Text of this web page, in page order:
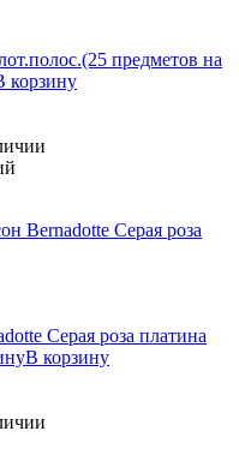
предметов на
корзину
Серая роза платина
В корзину